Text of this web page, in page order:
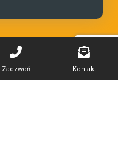
Zadzwoń Kontakt